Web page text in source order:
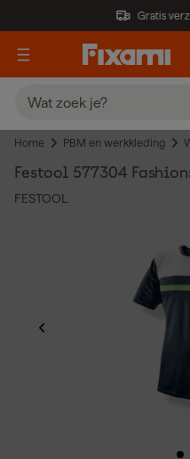
Gratis
Home PBM en werkkleding
Festool 577304
FESTOOL